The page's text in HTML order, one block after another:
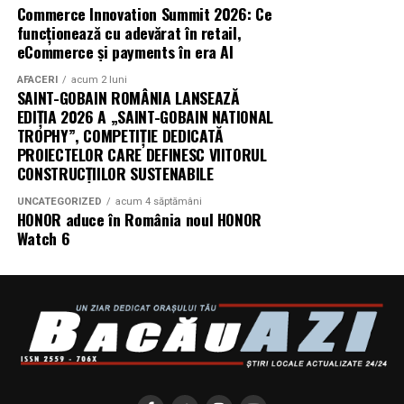
aqua, Lay’s, e-on, Academia de Studii Economice din
Bucuresti, FABIZ, Bucharest Business School, biciclop,
syoss, InterContinental Athénée Palace, Secom.
Abonamentele sunt disponibile pe summerwell.ro la
pretul de 513 lei. De asemenea, pot fi achizitionate
bilete de o zi la pretul de 351 lei pentru vineri si
sambata, respectiv 426.6 lei pentru duminica.
Commerce Innovation Summit 2026: Ce
funcționează cu adevărat în retail,
eCommerce și payments în era AI
AFACERI acum 2 luni
SAINT-GOBAIN ROMÂNIA LANSEAZĂ
EDIȚIA 2026 A „SAINT-GOBAIN NATIONAL
TROPHY”, COMPETIȚIE DEDICATĂ
PROIECTELOR CARE DEFINESC VIITORUL
CONSTRUCȚIILOR SUSTENABILE
UNCATEGORIZED acum 4 săptămâni
HONOR aduce în România noul HONOR
Watch 6